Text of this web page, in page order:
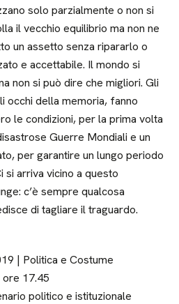
solo parzialmente o non si
il vecchio equilibrio ma non ne
un assetto senza ripararlo o
e accettabile. Il mondo si
non si può dire che migliori. Gli
occhi della memoria, fanno
le condizioni, per la prima volta
Guerre Mondiali e un
per garantire un lungo periodo
si arriva vicino a questo
c’è sempre qualcosa
di tagliare il traguardo.
| Politica e Costume
17.45
politico e istituzionale